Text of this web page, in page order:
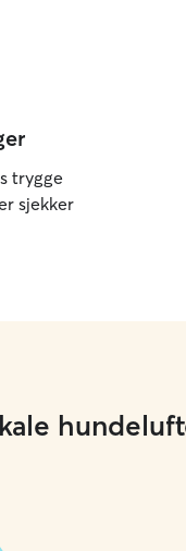
trygge
sjekker